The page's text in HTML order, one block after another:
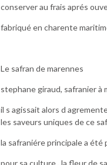
conserver au frais aprés
fabriqué en charente
Le safran de marennes
stephane giraud, safranier à
il s agissait alors d
les saveurs uniques de ce
la safraniére principale a
pour sa culture , la fleur de